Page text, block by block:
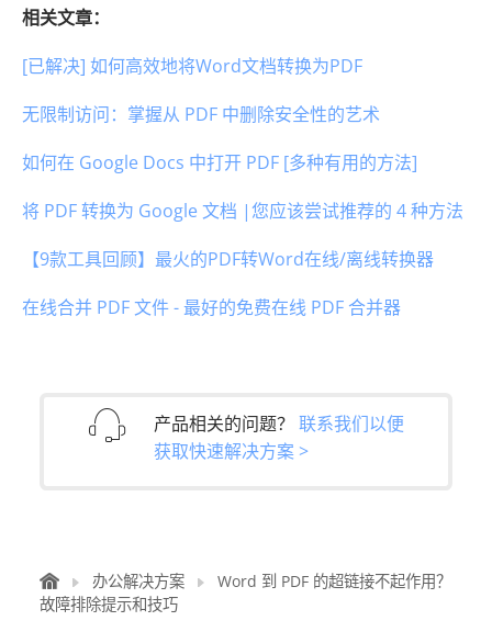
相关文章：
[已解决] 如何高效地将Word文档转换为PDF
无限制访问：掌握从 PDF 中删除安全性的艺术
如何在 Google Docs 中打开 PDF [多种有用的方法]
将 PDF 转换为 Google 文档 |您应该尝试推荐的 4 种方法
【9款工具回顾】最火的PDF转Word在线/离线转换器
在线合并 PDF 文件 - 最好的免费在线 PDF 合并器
产品相关的问题？ 联系我们以便
获取快速解决方案 >
办公解决方案
Word 到 PDF 的超链接不起作用？
故障排除提示和技巧